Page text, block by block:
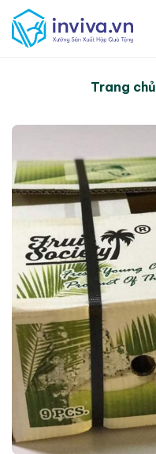
Skip
to
content
Trang chủ